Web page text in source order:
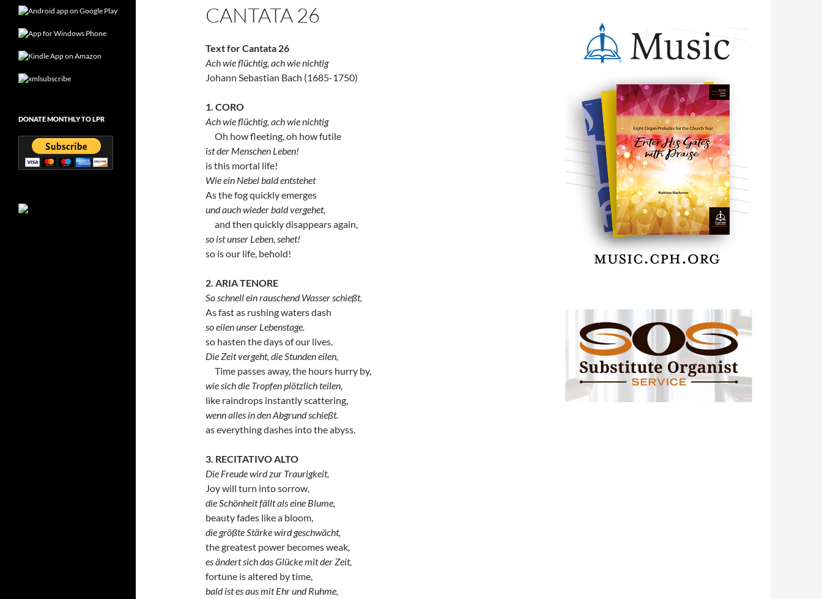
CANTATA 26
Text for Cantata 26
Ach wie flüchtig, ach wie nichtig
Johann Sebastian Bach (1685-1750)
1. CORO
Ach wie flüchtig, ach wie nichtig
Oh how fleeting, oh how futile
ist der Menschen Leben!
is this mortal life!
Wie ein Nebel bald entstehet
As the fog quickly emerges
und auch wieder bald vergehet,
and then quickly disappears again,
so ist unser Leben, sehet!
so is our life, behold!
2. ARIA TENORE
So schnell ein rauschend Wasser schießt,
As fast as rushing waters dash
so eilen unser Lebenstage.
so hasten the days of our lives.
Die Zeit vergeht, die Stunden eilen,
Time passes away, the hours hurry by,
wie sich die Tropfen plötzlich teilen,
like raindrops instantly scattering,
wenn alles in den Abgrund schießt.
as everything dashes into the abyss.
3. RECITATIVO ALTO
Die Freude wird zur Traurigkeit,
Joy will turn into sorrow,
die Schönheit fällt als eine Blume,
beauty fades like a bloom,
die größte Stärke wird geschwächt,
the greatest power becomes weak,
es ändert sich das Glücke mit der Zeit,
fortune is altered by time,
bald ist es aus mit Ehr und Ruhme,
DONATE MONTHLY TO LPR